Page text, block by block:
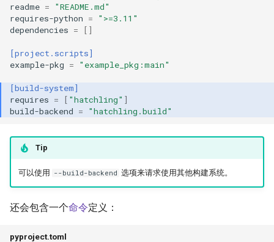
readme =
"README.md"
requires-python =
">=3.11"
dependencies = []
[project.scripts]
example-pkg = "example_pkg:main"
[build-system]
requires = [ "hatchling" ]
build-backend = "hatchling.build"
Tip
可以使用 --build-backend 选项来请求使用其他构建系统。
还会包含一个命令定义：
pyproject.toml